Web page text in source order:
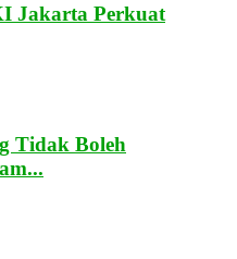
Jakarta Perkuat
Tidak Boleh